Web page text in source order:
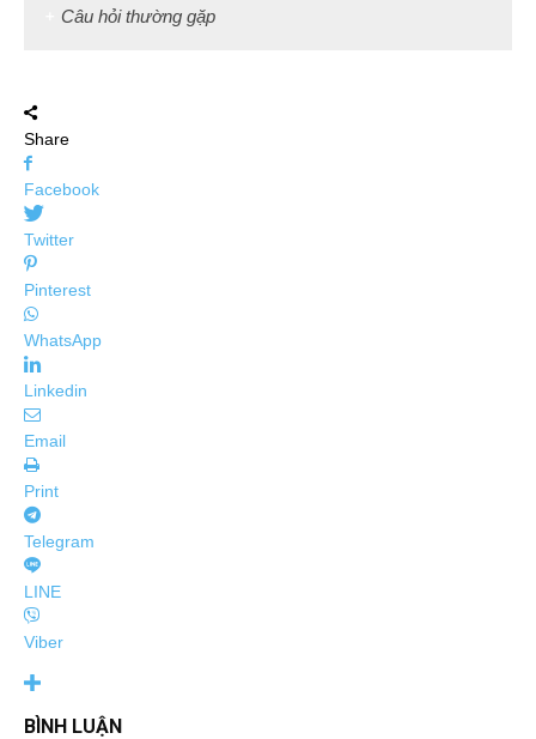
Câu hỏi thường gặp
Share
Facebook
Twitter
Pinterest
WhatsApp
Linkedin
Email
Print
Telegram
LINE
Viber
BÌNH LUẬN